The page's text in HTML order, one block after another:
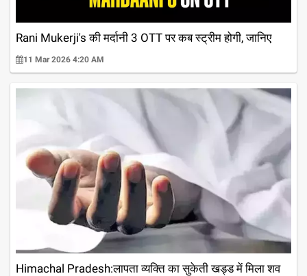
Rani Mukerji's की मर्दानी 3 OTT पर कब स्ट्रीम होगी, जानिए
11 Mar 2026 4:20 AM
Himachal Pradesh:लापता व्यक्ति का सुकेती खड्ड में मिला शव